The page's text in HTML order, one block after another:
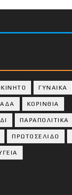
ΓΥΝΑΙΚΑ
ΚΟΡΙΝΘΙΑ
ΠΑΡΑΠΟΛΙΤΙΚΑ
ΠΡΩΤΟΣΕΛΙΔΟ